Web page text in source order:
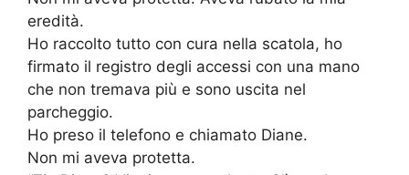
eredità.
Ho raccolto tutto con cura nella scatola, ho
firmato il registro degli accessi con una mano
che non tremava più e sono uscita nel
parcheggio.
Ho preso il telefono e chiamato Diane.
Non mi aveva protetta.